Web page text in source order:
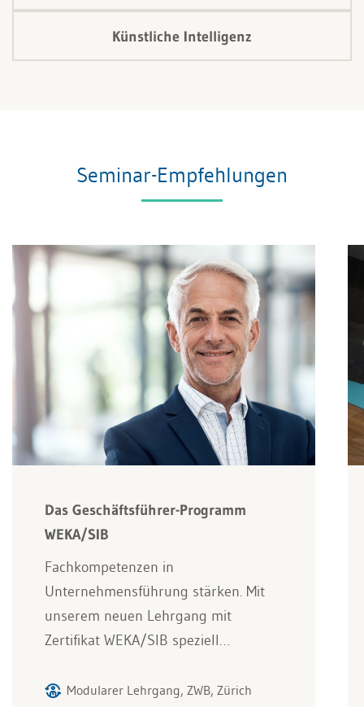
Künstliche Intelligenz
Seminar-Empfehlungen
Das Geschäftsführer-Programm
WEKA/SIB
Fachkompetenzen in
Unternehmensführung stärken. Mit
unserem neuen Lehrgang mit
Zertifikat WEKA/SIB speziell…
Modularer Lehrgang, ZWB, Zürich